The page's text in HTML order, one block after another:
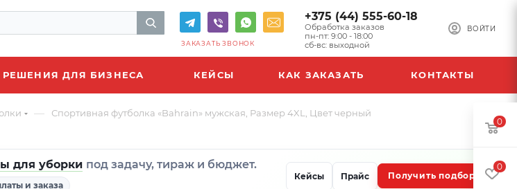
ВОЙТИ
+375 (44) 555-60-18
Обработка заказов
пн-пт: 9:00 - 18:00
сб-вс: выходной
ЗАКАЗАТЬ ЗВОНОК
РЕШЕНИЯ ДЛЯ БИЗНЕСА КЕЙСЫ КАК ЗАКАЗАТЬ КОНТАКТЫ
— Спортивная футболка «Bahrain» мужская, Размер 4XL, Цвет черный
для уборки под задачу, тираж и бюджет.
и заказа
Кейсы Прайс Получить подбор
0
0